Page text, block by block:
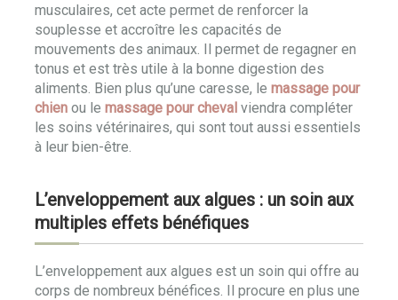
musculaires, cet acte permet de renforcer la
souplesse et accroître les capacités de
mouvements des animaux. Il permet de regagner en
tonus et est très utile à la bonne digestion des
aliments. Bien plus qu’une caresse, le massage pour
chien ou le massage pour cheval viendra compléter
les soins vétérinaires, qui sont tout aussi essentiels
à leur bien-être.
L’enveloppement aux algues : un soin aux
multiples effets bénéfiques
L’enveloppement aux algues est un soin qui offre au
corps de nombreux bénéfices. Il procure en plus une